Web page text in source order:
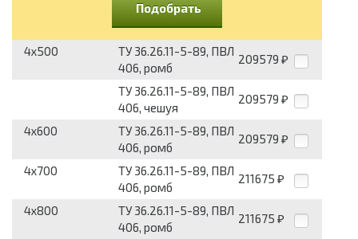
Подобрать
4x500
ТУ 36.26.11-5-89, ПВЛ
406, ромб
209579 ₽
ТУ 36.26.11-5-89, ПВЛ
406, чешуя
209579 ₽
4x600
ТУ 36.26.11-5-89, ПВЛ
406, ромб
209579 ₽
4x700
ТУ 36.26.11-5-89, ПВЛ
406, ромб
211675 ₽
4x800
ТУ 36.26.11-5-89, ПВЛ
406, ромб
211675 ₽